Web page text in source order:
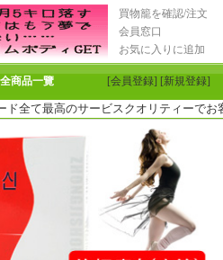
買物籠を確認/注文
会員窓口
お気に入りに追加
全商品一覽 [会員登録] [新規登録]
最高のサービスクオリティーでお客